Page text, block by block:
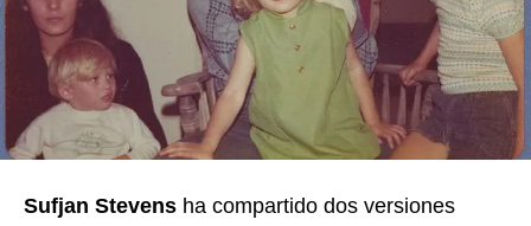
Sufjan Stevens ha compartido dos versiones